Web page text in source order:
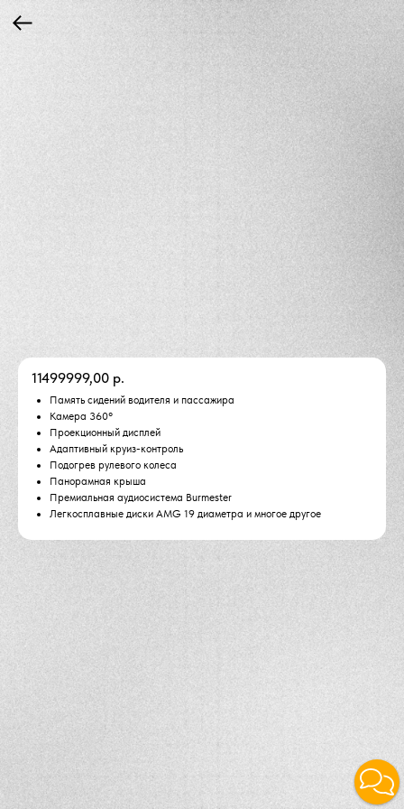
11499999,00 р.
Память сидений водителя и пассажира
Камера 360°
Проекционный дисплей
Адаптивный круиз-контроль
Подогрев рулевого колеса
Панорамная крыша
Премиальная аудиосистема Burmester
Легкосплавные диски AMG 19 диаметра и многое другое